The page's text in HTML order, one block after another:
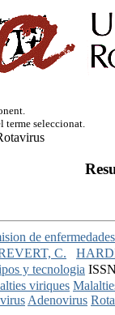
terme seleccionat.
de
C.
y tecnologia
viriques
Adenovirus